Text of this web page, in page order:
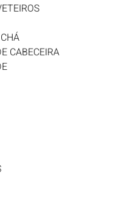
CABECEIRA